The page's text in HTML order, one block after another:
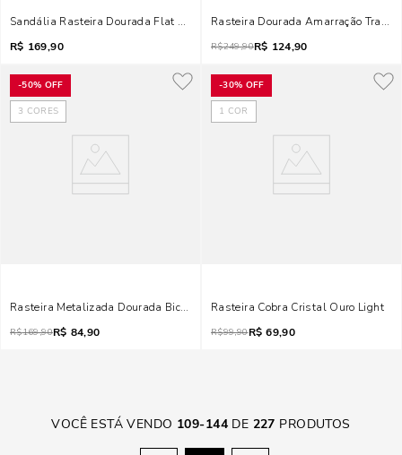
Sandália Rasteira Dourada Flat Bico Quadrado
R$ 169,90
Rasteira Dourada Amarração
R$249,90R$ 124,90
-50% OFF
3 CORES
Rasteira Metalizada Dourada Bico Quadrado Brilho
R$169,90R$ 84,90
-30% OFF
1 COR
Rasteira Cobra Cristal Ouro Light
R$99,90R$ 69,90
VOCÊ ESTÁ VENDO 109-144 DE 227 PRODUTOS